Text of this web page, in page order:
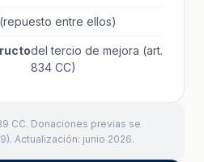
(repuesto entre ellos)
del tercio de mejora (art.
834 CC)
CC. Donaciones previas se
Actualización: junio 2026.